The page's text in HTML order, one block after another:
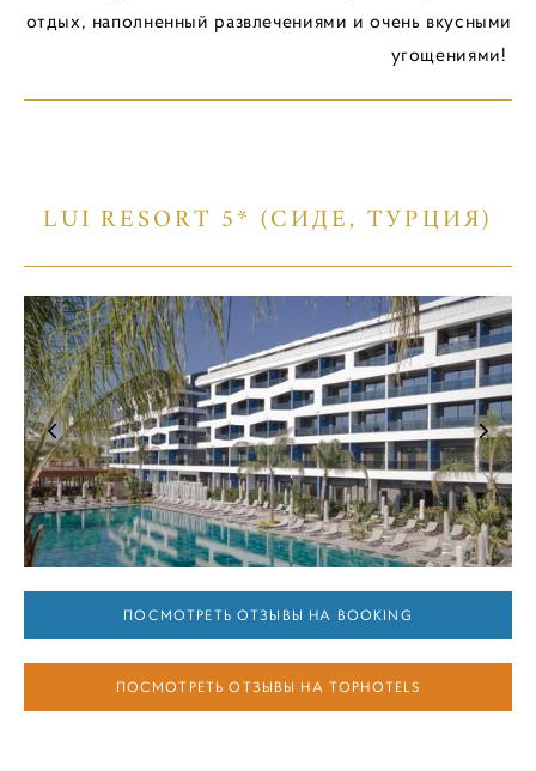
отдых, наполненный развлечениями и очень вкусными
угощениями!
LUI RESORT 5* (СИДЕ, ТУРЦИЯ)
ПОСМОТРЕТЬ ОТЗЫВЫ НА BOOKING
ПОСМОТРЕТЬ ОТЗЫВЫ НА TOPHOTELS